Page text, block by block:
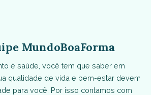
MundoBoaForma
é saúde, você tem que saber em
qualidade de vida e bem-estar devem
para você. Por isso contamos com